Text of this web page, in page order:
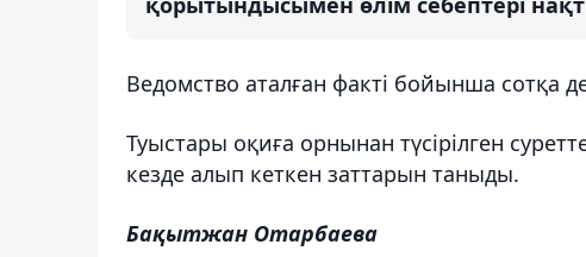
Ведомство аталған факті бойынша сотқа
Туыстары оқиға орнынан түсірілген
кезде алып кеткен заттарын таныды.
Бақытжан Отарбаева